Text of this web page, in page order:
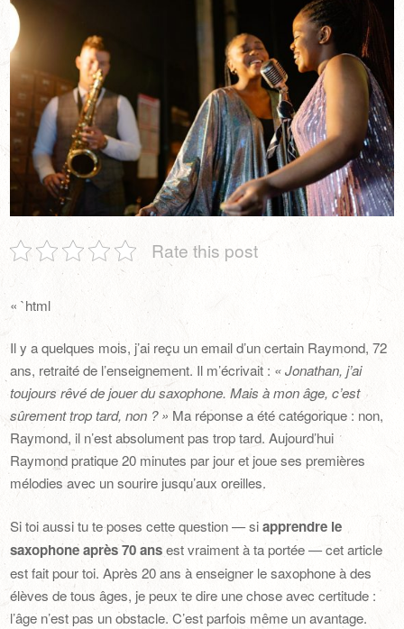
Rate this post
« `html
Il y a quelques mois, j’ai reçu un email d’un certain Raymond, 72
ans, retraité de l’enseignement. Il m’écrivait : « Jonathan, j’ai
toujours rêvé de jouer du saxophone. Mais à mon âge, c’est
sûrement trop tard, non ? » Ma réponse a été catégorique : non,
Raymond, il n’est absolument pas trop tard. Aujourd’hui
Raymond pratique 20 minutes par jour et joue ses premières
mélodies avec un sourire jusqu’aux oreilles.
Si toi aussi tu te poses cette question — siapprendre le
saxophone après 70 ansest vraiment à ta portée — cet article
est fait pour toi. Après 20 ans à enseigner le saxophone à des
élèves de tous âges, je peux te dire une chose avec certitude :
l’âge n’est pas un obstacle. C’est parfois même un avantage.